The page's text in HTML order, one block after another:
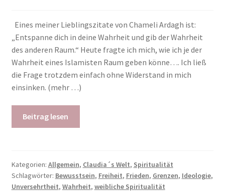
Eines meiner Lieblingszitate von Chameli Ardagh ist:
„Entspanne dich in deine Wahrheit und gib der Wahrheit
des anderen Raum.“ Heute fragte ich mich, wie ich je der
Wahrheit eines Islamisten Raum geben könne…. Ich ließ
die Frage trotzdem einfach ohne Widerstand in mich
einsinken. (mehr …)
Beitrag lesen
Kategorien: Allgemein, Claudia´s Welt, Spiritualität
Schlagwörter: Bewusstsein, Freiheit, Frieden, Grenzen, Ideologie,
Unversehrtheit, Wahrheit, weibliche Spiritualität